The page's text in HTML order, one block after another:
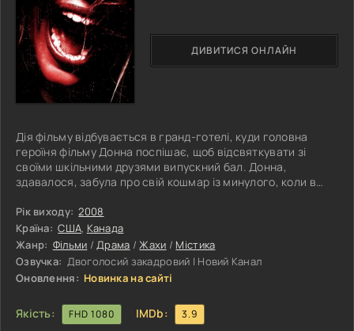
Дія фільму відбувається в гранд-готелі, куди головна
героїня фільму Донна поспішає, щоб відсвяткувати зі
своїми шкільними друзями випускний бал. Донна,
здавалося, забула про свій кошмар із минулого, коли в
Попереду випускний бал і надії на доросле життя. Чудово
організоване та розкішне свято давало багато приводів
добре повеселитися та приємно провести час у компанії
однокласників. Ніщо не віщувало, що свято її життя буде
зіпсоване. Але
Рік виходу: 2008
Країна: США, Канада
Жанр: Фільми /Драма /Жахи / Містика
Озвучка: Двоголосий закадровий | Новий Канал
Оновлення: Новинка на сайті
Якість: FHD 1080 IMDb: 3.9
ДИВИТИСЯ ОНЛАЙН